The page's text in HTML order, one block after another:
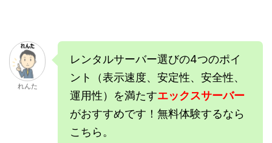
れんた
レンタルサーバー選びの4つのポイ
ント（表示速度、安定性、安全性、
運用性）を満たすエックスサーバー
がおすすめです！無料体験するなら
こちら。